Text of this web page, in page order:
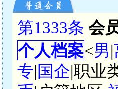
第1333条 会
个人档案<男|
专| 国企|职业